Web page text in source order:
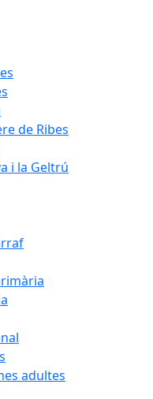
de Ribes
i la Geltrú
adultes